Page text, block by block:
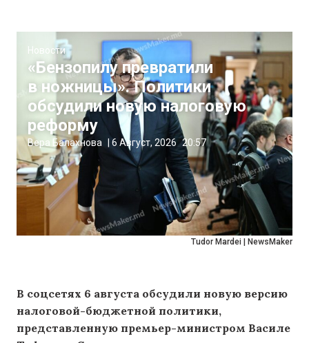
Tudor Mardei | NewsMaker
Новости
«Бензопилу превратили
в ножницы». Политики
обсудили новую налоговую
реформу
Вера Балахнова 6 Август, 2026 20:57
В соцсетях 6 августа обсудили новую версию
налоговой-бюджетной политики,
представленную премьер-министром Василе